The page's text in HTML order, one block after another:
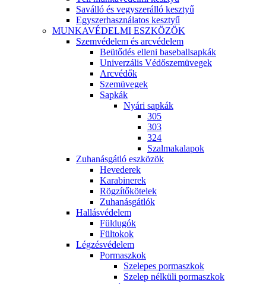
Saválló és vegyszerálló kesztyű
Egyszerhasználatos kesztyű
MUNKAVÉDELMI ESZKÖZÖK
Szemvédelem és arcvédelem
Beütődés elleni baseballsapkák
Univerzális Védőszemüvegek
Arcvédők
Szemüvegek
Sapkák
Nyári sapkák
305
303
324
Szalmakalapok
Zuhanásgátló eszközök
Hevederek
Karabinerek
Rögzítőkötelek
Zuhanásgátlók
Hallásvédelem
Füldugók
Fültokok
Légzésvédelem
Pormaszkok
Szelepes pormaszkok
Szelep nélküli pormaszkok